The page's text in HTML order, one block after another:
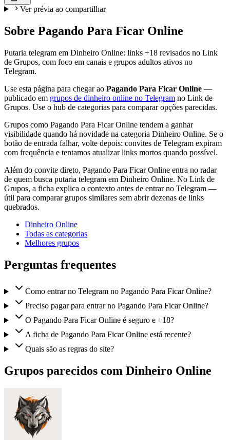
Ver prévia ao compartilhar
Sobre Pagando Para Ficar Online
Putaria telegram em Dinheiro Online: links +18 revisados no Link
de Grupos, com foco em canais e grupos adultos ativos no
Telegram.
Use esta página para chegar ao Pagando Para Ficar Online —
publicado em grupos de dinheiro online no Telegram no Link de
Grupos. Use o hub de categorias para comparar opções parecidas.
Grupos como Pagando Para Ficar Online tendem a ganhar
visibilidade quando há novidade na categoria Dinheiro Online. Se o
botão de entrada falhar, volte depois: convites de Telegram expiram
com frequência e tentamos atualizar links mortos quando possível.
Além do convite direto, Pagando Para Ficar Online entra no radar
de quem busca putaria telegram em Dinheiro Online. No Link de
Grupos, a ficha explica o contexto antes de entrar no Telegram —
útil para comparar grupos similares sem abrir dezenas de links
quebrados.
Dinheiro Online
Todas as categorias
Melhores grupos
Perguntas frequentes
Como entrar no Telegram no Pagando Para Ficar Online?
Preciso pagar para entrar no Pagando Para Ficar Online?
O Pagando Para Ficar Online é seguro e +18?
A ficha de Pagando Para Ficar Online está recente?
Quais são as regras do site?
Grupos parecidos com Dinheiro Online